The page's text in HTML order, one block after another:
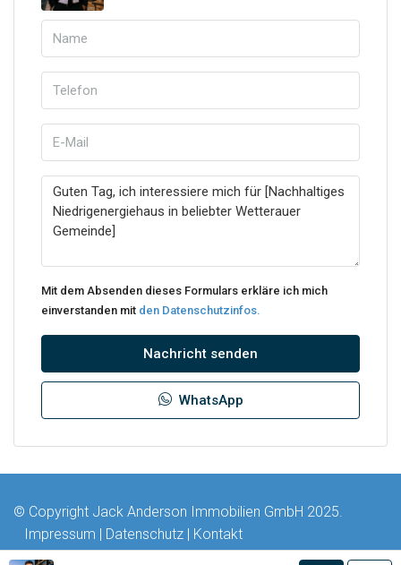
Mit dem Absenden dieses Formulars erkläre ich mich
einverstanden mit den Datenschutzinfos.
Nachricht senden
WhatsApp
© Copyright Jack Anderson Immobilien GmbH 2025.
Impressum | Datenschutz | Kontakt